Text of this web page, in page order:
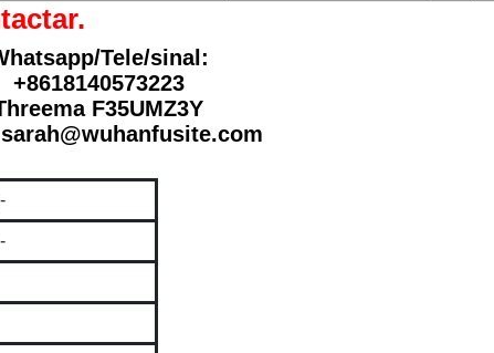
Tele/sinal:
+8618140573223
F35UMZ3Y